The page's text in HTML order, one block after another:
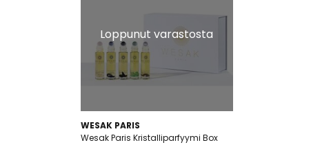
Loppunut varastosta
WESAK PARIS
Wesak Paris Kristalliparfyymi Box